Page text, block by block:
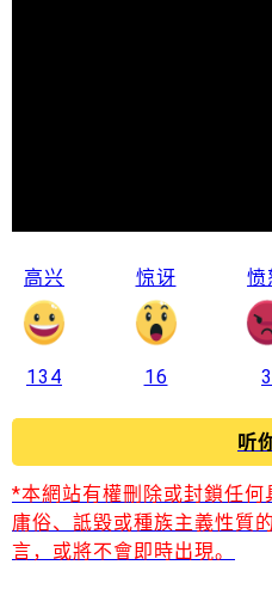
高兴
134
惊讶
16
愤
3
听
*本網站有權刪除或封鎖任何
庸俗、詆毀或種族主義性質
言，或將不會即時出現。